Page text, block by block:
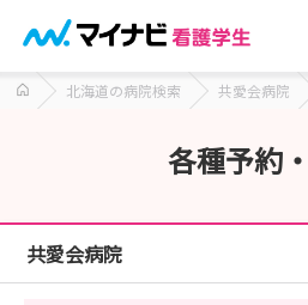
北海道の病院検索 共愛会病院
各種予約
共愛会病院